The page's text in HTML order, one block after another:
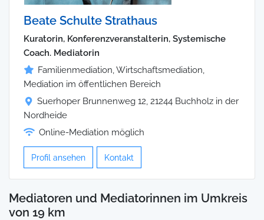
Beate Schulte Strathaus
Kuratorin, Konferenzveranstalterin, Systemische
Coach. Mediatorin
Familienmediation, Wirtschaftsmediation,
Mediation im öffentlichen Bereich
Suerhoper Brunnenweg 12, 21244 Buchholz in der
Nordheide
Online-Mediation möglich
Profil ansehen Kontakt
Mediatoren und Mediatorinnen im Umkreis
von 19 km